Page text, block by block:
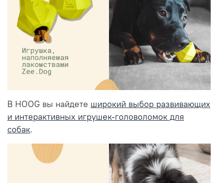
В HOOG вы найдете широкий выбор развивающих
и интерактивных игрушек-головоломок для
собак.